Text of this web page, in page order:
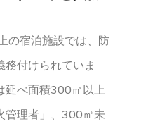
の宿泊施設では、防
務付けられていま
延べ面積300㎡以上
管理者」、300㎡未